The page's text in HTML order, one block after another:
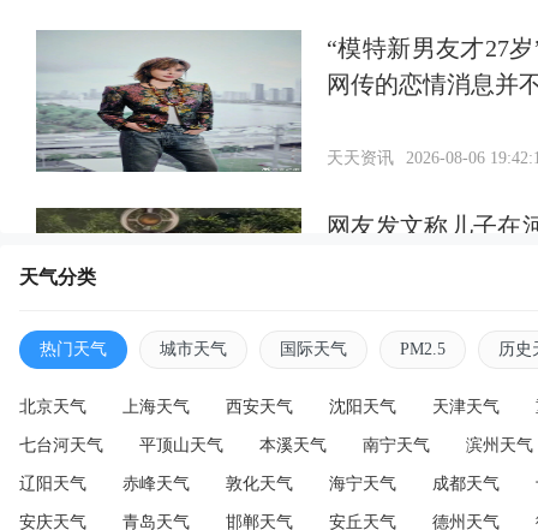
“模特新男友才27
网传的恋情消息并
天天资讯 2026-08-06
网友发文称儿子在
2026-08-06
天气分类
热门天气 城市天气 国际天气 PM2.5 历史
北京天气 上海天气 西安天气 沈阳天气 天津天气
七台河天气 平顶山天气 本溪天气 南宁天气 滨州天气
辽阳天气 赤峰天气 敦化天气 海宁天气 成都天气
安庆天气 青岛天气 邯郸天气 安丘天气 德州天气